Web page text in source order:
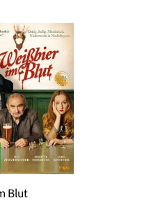
Blut